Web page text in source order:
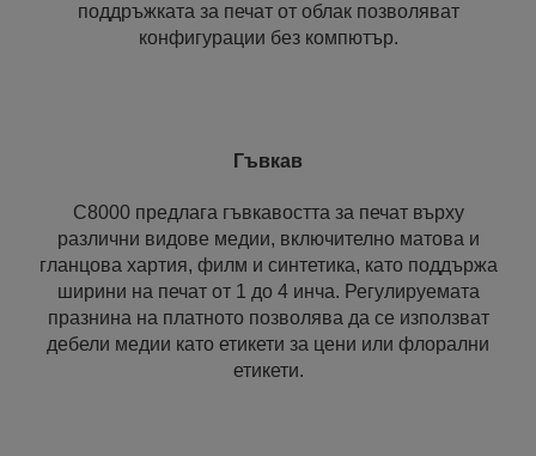
поддръжката за печат от облак позволяват
конфигурации без компютър.
Гъвкав
C8000 предлага гъвкавостта за печат върху
различни видове медии, включително матова и
гланцова хартия, филм и синтетика, като поддържа
ширини на печат от 1 до 4 инча. Регулируемата
празнина на платното позволява да се използват
дебели медии като етикети за цени или флорални
етикети.